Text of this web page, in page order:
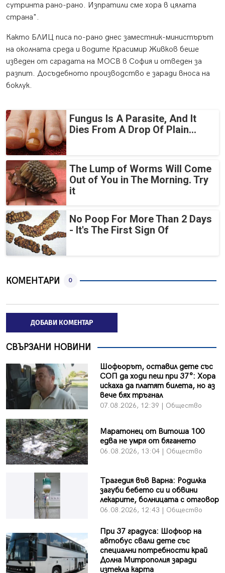
сутринта рано-рано. Изпратили сме хора в цялата
страна".
Както БЛИЦ писа по-рано днес заместник-министърът
на околната среда и водите Красимир Живков беше
изведен от сградата на МОСВ в София и отведен за
разпит. Досъдебното производство е заради вноса на
боклук.
Fungus Is A Parasite, And It
Dies From A Drop Of Plain...
The Lump of Worms Will Come
Out of You in The Morning. Try
it
No Poop For More Than 2 Days
- It's The First Sign Of
КОМЕНТАРИ 0
ДОБАВИ КОМЕНТАР
СВЪРЗАНИ НОВИНИ
Шофьорът, оставил дете със
СОП да ходи пеш при 37°: Хора
искаха да платят билета, но аз
вече бях тръгнал
07.08.2026, 12:39 | Общество
Маратонец от Витоша 100
едва не умря от бягането
06.08.2026, 13:04 | Общество
Трагедия във Варна: Родилка
загуби бебето си и обвини
лекарите, болницата с отговор
06.08.2026, 12:43 | Общество
При 37 градуса: Шофьор на
автобус свали дете със
специални потребности край
Долна Митрополия заради
изтекла карта